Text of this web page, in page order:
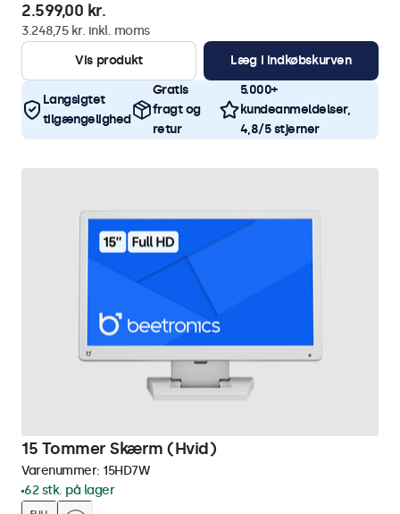
2.599,00 kr.
3.248,75 kr. inkl. moms
Vis produkt
Læg i indkøbskurven
Langsigtet
tilgængelighed
Gratis
fragt og
retur
5.000+
kundeanmeldelser,
4,8/5 stjerner
15 Tommer Skærm (Hvid)
Varenummer: 15HD7W
62 stk. på lager